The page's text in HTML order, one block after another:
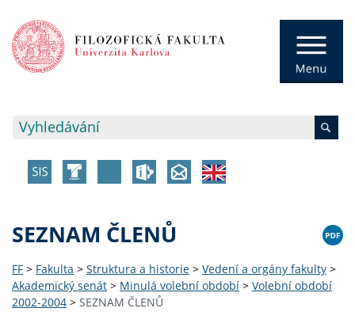
SEZNAM ČLENŮ
FF > Fakulta > Struktura a historie > Vedení a orgány fakulty >
Akademický senát > Minulá volební období > Volební období
2002-2004 > SEZNAM ČLENŮ